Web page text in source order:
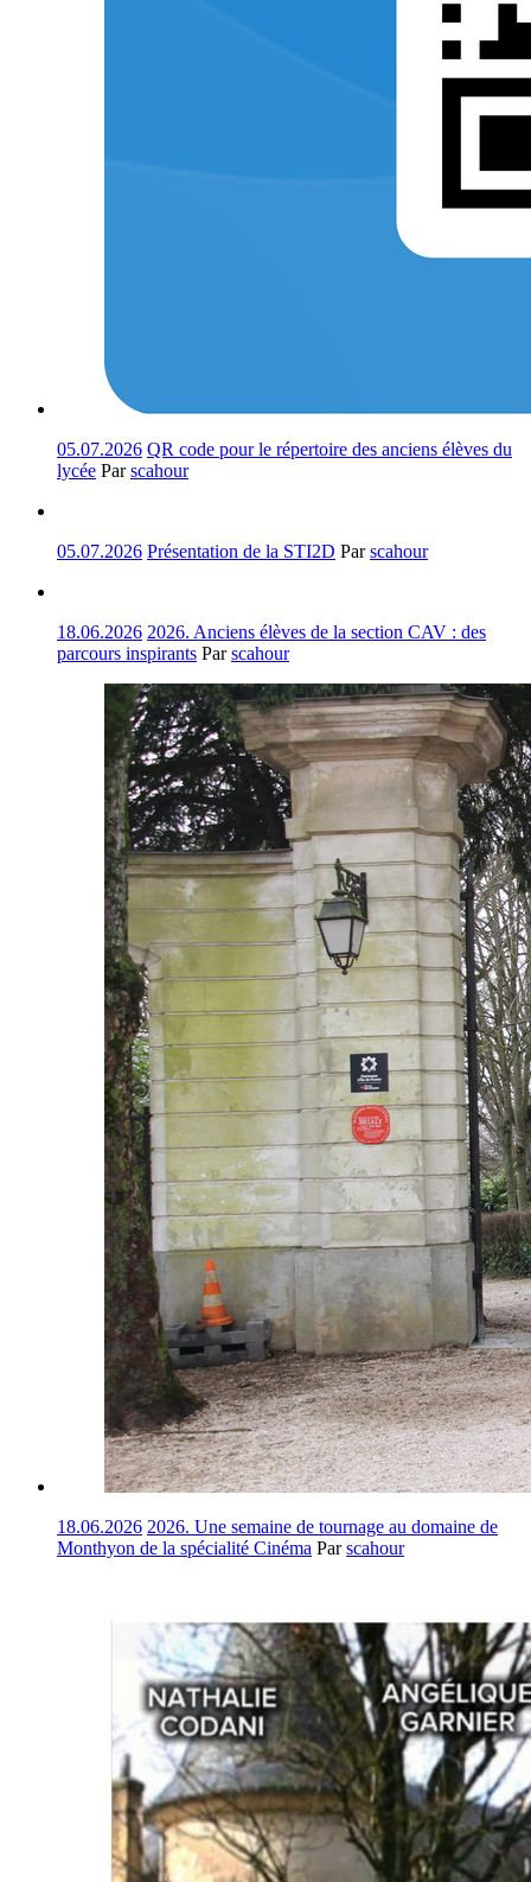
05.07.2026 QR code pour le répertoire des anciens élèves du
lycée Parscahour
05.07.2026 Présentation de la STI2D Parscahour
18.06.2026 2026. Anciens élèves de la section CAV : des
parcours inspirants Parscahour
18.06.2026 2026. Une semaine de tournage au domaine de
Monthyon de la spécialité Cinéma Parscahour